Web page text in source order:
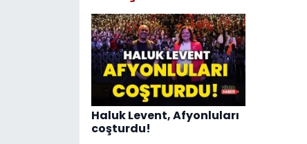
Haluk Levent, Afyonluları
coşturdu!